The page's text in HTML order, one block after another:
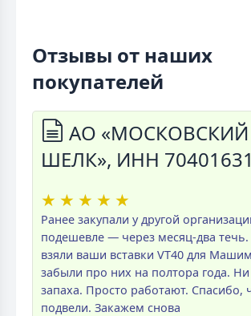
Отзывы от наших
покупателей
АО «МОСКОВСКИЙ
ШЕЛК», ИНН
★ ★ ★ ★ ★
Ранее закупали у другой
подешевле — через месяц-два
взяли ваши вставки VT40 для
забыли про них на полтора года.
запаха. Просто работают. Спасибо,
подвели. Закажем снова